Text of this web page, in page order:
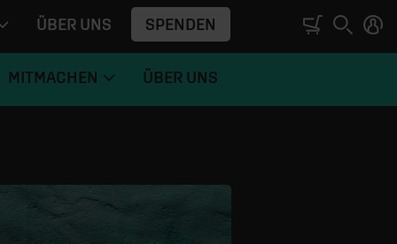
ÜBER UNS SPENDEN
MITMACHEN ÜBER UNS